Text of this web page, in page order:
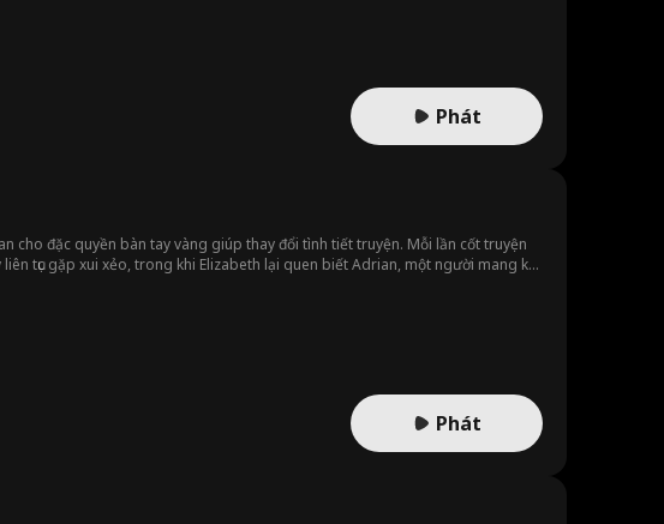
Phát
cho đặc quyền bàn tay vàng giúp thay đổi tình tiết truyện. Mỗi lần cốt truyện
tục gặp xui xẻo, trong khi Elizabeth lại quen biết Adrian, một người mang ký
Phát